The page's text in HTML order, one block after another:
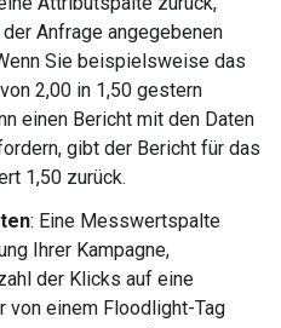
Anfrage angegebenen
Sie beispielsweise das
2,00 in 1,50 gestern
einen Bericht mit den Daten
gibt der Bericht für das
1,50 zurück.
: Eine Messwertspalte
Ihrer Kampagne,
der Klicks auf eine
von einem Floodlight-Tag